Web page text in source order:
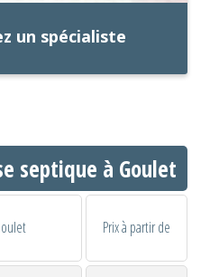
un spécialiste
septique à Goulet
Prix à partir de